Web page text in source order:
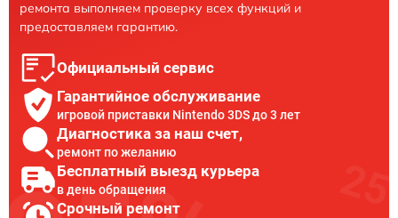
ремонта выполняем проверку всех функций и
предоставляем гарантию.
Официальный сервис
Гарантийное обслуживание
игровой приставки Nintendo 3DS до 3 лет
Диагностика за наш счет,
ремонт по желанию
Бесплатный выезд курьера
в день обращения
Срочный ремонт